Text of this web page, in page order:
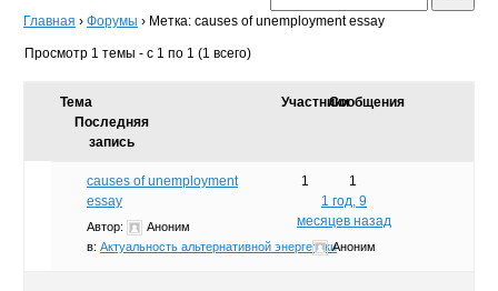
Главная › Форумы › Метка: causes of unemployment essay
Просмотр 1 темы - с 1 по 1 (1 всего)
Тема УчастникиСообщения
Последняя
запись
causes of unemployment
essay
Автор:
Аноним
в: Актуальность альтернативной энергетики
1
1
1 год, 9
месяцев назад
Аноним